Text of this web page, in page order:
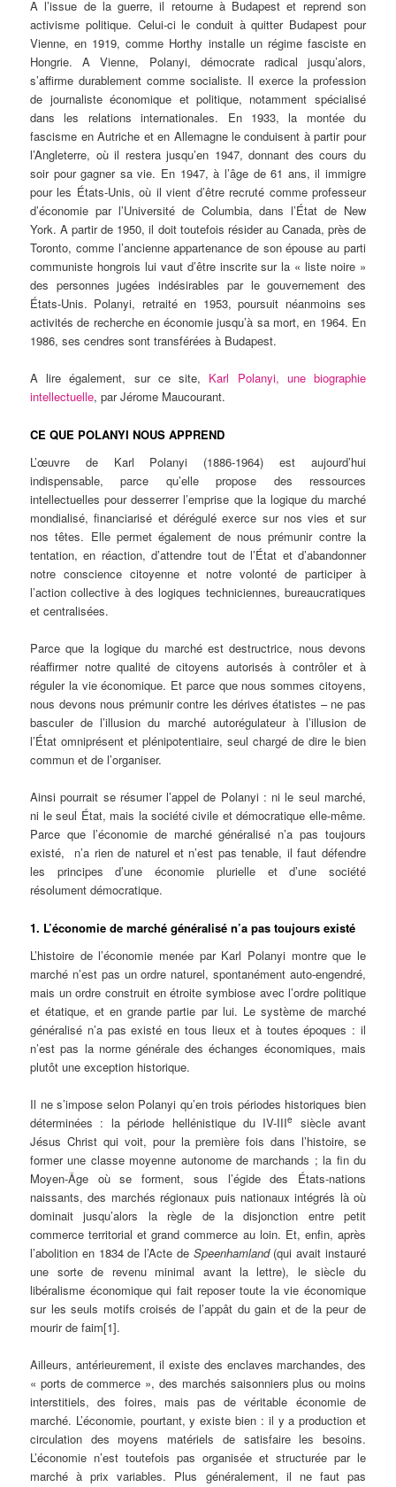
A l’issue de la guerre, il retourne à Budapest et reprend son
activisme politique. Celui-ci le conduit à quitter Budapest pour
Vienne, en 1919, comme Horthy installe un régime fasciste en
Hongrie. A Vienne, Polanyi, démocrate radical jusqu’alors,
s’affirme durablement comme socialiste. Il exerce la profession
de journaliste économique et politique, notamment spécialisé
dans les relations internationales. En 1933, la montée du
fascisme en Autriche et en Allemagne le conduisent à partir pour
l’Angleterre, où il restera jusqu’en 1947, donnant des cours du
soir pour gagner sa vie. En 1947, à l’âge de 61 ans, il immigre
pour les États-Unis, où il vient d’être recruté comme professeur
d’économie par l’Université de Columbia, dans l’État de New
York. A partir de 1950, il doit toutefois résider au Canada, près de
Toronto, comme l’ancienne appartenance de son épouse au parti
communiste hongrois lui vaut d’être inscrite sur la « liste noire »
des personnes jugées indésirables par le gouvernement des
États-Unis. Polanyi, retraité en 1953, poursuit néanmoins ses
activités de recherche en économie jusqu’à sa mort, en 1964. En
1986, ses cendres sont transférées à Budapest.
A lire également, sur ce site, Karl Polanyi, une biographie
intellectuelle, par Jérome Maucourant.
CE QUE POLANYI NOUS APPREND
L’œuvre de Karl Polanyi (1886-1964) est aujourd’hui
indispensable, parce qu’elle propose des ressources
intellectuelles pour desserrer l’emprise que la logique du marché
mondialisé, financiarisé et dérégulé exerce sur nos vies et sur
nos têtes. Elle permet également de nous prémunir contre la
tentation, en réaction, d’attendre tout de l’État et d’abandonner
notre conscience citoyenne et notre volonté de participer à
l’action collective à des logiques techniciennes, bureaucratiques
et centralisées.
Parce que la logique du marché est destructrice, nous devons
réaffirmer notre qualité de citoyens autorisés à contrôler et à
réguler la vie économique. Et parce que nous sommes citoyens,
nous devons nous prémunir contre les dérives étatistes – ne pas
basculer de l’illusion du marché autorégulateur à l’illusion de
l’État omniprésent et plénipotentiaire, seul chargé de dire le bien
commun et de l’organiser.
Ainsi pourrait se résumer l’appel de Polanyi : ni le seul marché,
ni le seul État, mais la société civile et démocratique elle-même.
Parce que l’économie de marché généralisé n’a pas toujours
existé, n’a rien de naturel et n’est pas tenable, il faut défendre
les principes d’une économie plurielle et d’une société
résolument démocratique.
1. L’économie de marché généralisé n’a pas toujours existé
L’histoire de l’économie menée par Karl Polanyi montre que le
marché n’est pas un ordre naturel, spontanément auto-engendré,
mais un ordre construit en étroite symbiose avec l’ordre politique
et étatique, et en grande partie par lui. Le système de marché
généralisé n’a pas existé en tous lieux et à toutes époques : il
n’est pas la norme générale des échanges économiques, mais
plutôt une exception historique.
Il ne s’impose selon Polanyi qu’en trois périodes historiques bien
déterminées : la période hellénistique du IV-IIIe
siècle avant
Jésus Christ qui voit, pour la première fois dans l’histoire, se
former une classe moyenne autonome de marchands ; la fin du
Moyen-Âge où se forment, sous l’égide des États-nations
naissants, des marchés régionaux puis nationaux intégrés là où
dominait jusqu’alors la règle de la disjonction entre petit
commerce territorial et grand commerce au loin. Et, enfin, après
l’abolition en 1834 de l’Acte de Speenhamland(qui avait instauré
une sorte de revenu minimal avant la lettre), le siècle du
libéralisme économique qui fait reposer toute la vie économique
sur les seuls motifs croisés de l’appât du gain et de la peur de
mourir de faim[1].
Ailleurs, antérieurement, il existe des enclaves marchandes, des
« ports de commerce », des marchés saisonniers plus ou moins
interstitiels, des foires, mais pas de véritable économie de
marché. L’économie, pourtant, y existe bien : il y a production et
circulation des moyens matériels de satisfaire les besoins.
L’économie n’est toutefois pas organisée et structurée par le
marché à prix variables. Plus généralement, il ne faut pas